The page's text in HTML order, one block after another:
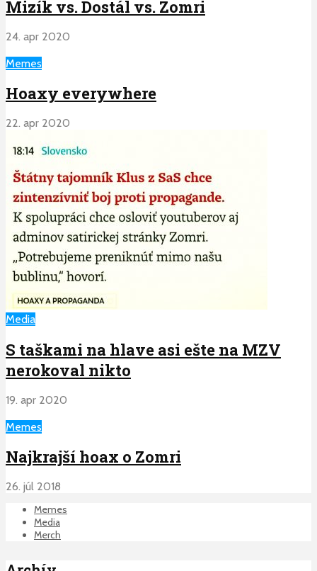
Mizík vs. Dostál vs. Zomri
24. apr 2020
Memes
Hoaxy everywhere
22. apr 2020
Media
S taškami na hlave asi ešte na MZV
nerokoval nikto
19. apr 2020
Memes
Najkrajší hoax o Zomri
26. júl 2018
Memes
Media
Merch